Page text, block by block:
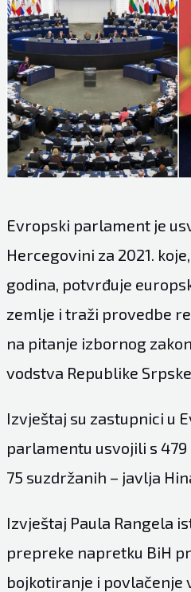
Evropski parlament je
Hercegovini za 2021.
godina, potvrđuje
zemlje i traži provedbe
na pitanje izbornog
vodstva Republike
Izvještaj su zastupnici u
parlamentu usvojili s 479
75 suzdržanih – javlja
Izvještaj Paula Rangela
prepreke napretku BiH
bojkotiranje i povlačenje